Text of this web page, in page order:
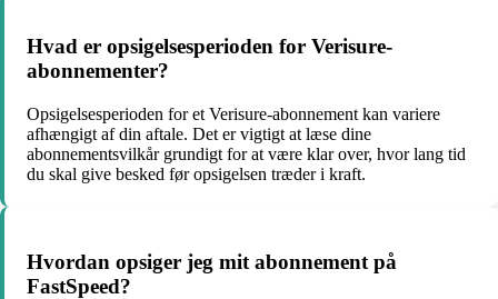
Hvad er opsigelsesperioden for Verisure-
abonnementer?
Opsigelsesperioden for et Verisure-abonnement kan variere
afhængigt af din aftale. Det er vigtigt at læse dine
abonnementsvilkår grundigt for at være klar over, hvor lang tid
du skal give besked før opsigelsen træder i kraft.
Hvordan opsiger jeg mit abonnement på
FastSpeed?